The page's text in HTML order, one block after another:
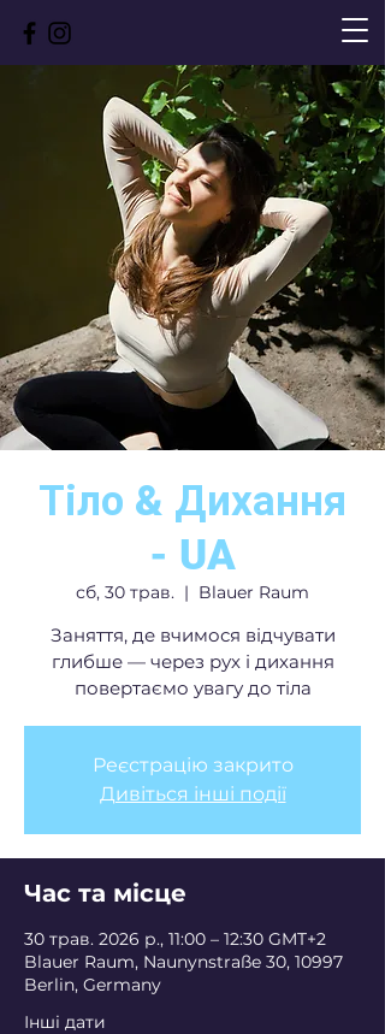
Тіло & Дихання
- UA
сб, 30 трав.
  |
Blauer Raum
Заняття, де вчимося відчувати
глибше — через рух і дихання
повертаємо увагу до тіла
Реєстрацію закрито
Дивіться інші події
Час та місце
30 трав. 2026 р., 11:00 – 12:30 GMT+2
Blauer Raum, Naunynstraße 30, 10997
Berlin, Germany
Інші дати